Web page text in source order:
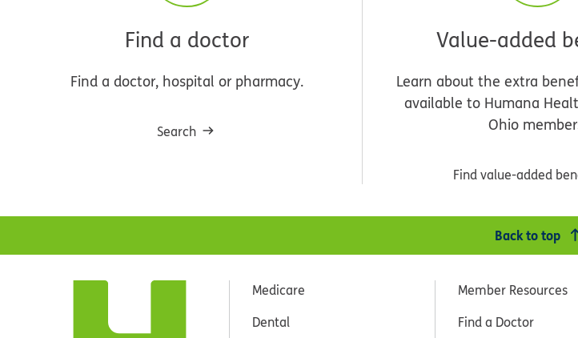
Find a doctor
Find a doctor, hospital or pharmacy.
Search
Value-added
Learn about the extra
available to Humana
Ohio
Find value-added
Back to top
Medicare
Dental
Member Resources
Find a Doctor